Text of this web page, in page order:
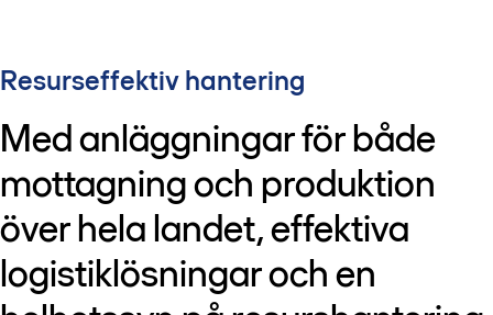
Resurseffektiv hantering
Med anläggningar för både
mottagning och produktion
över hela landet, effektiva
logistiklösningar och en